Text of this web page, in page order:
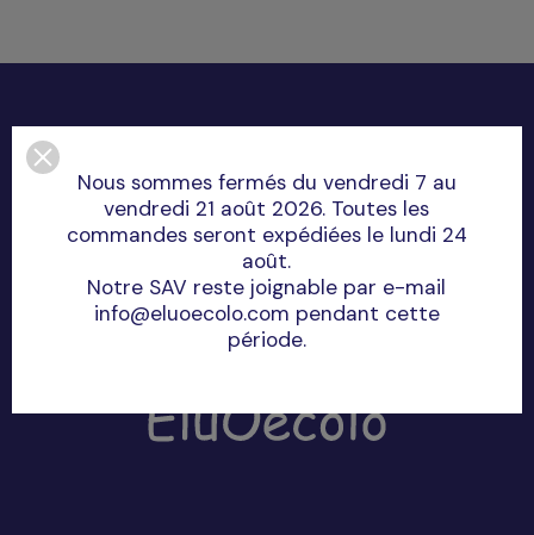
Nous sommes fermés du vendredi 7 au
vendredi 21 août 2026. Toutes les
commandes seront expédiées le lundi 24
août.
Notre SAV reste joignable par e-mail
info@eluoecolo.com pendant cette
période.